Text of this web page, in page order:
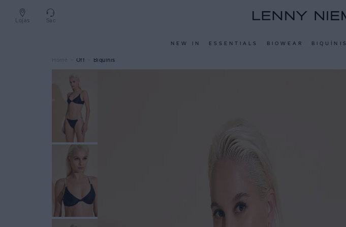
Lojas Sac
NEW IN ESSENTIALS BIOWEAR BIQUÍNIS
Off Biquínis